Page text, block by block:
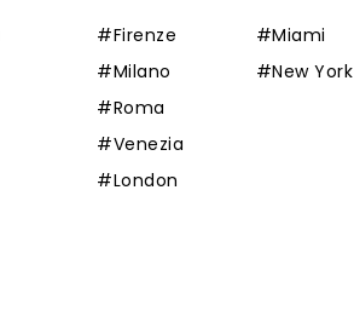
#Firenze
#Milano
#Roma
#Venezia
#London
#Miami
#New York